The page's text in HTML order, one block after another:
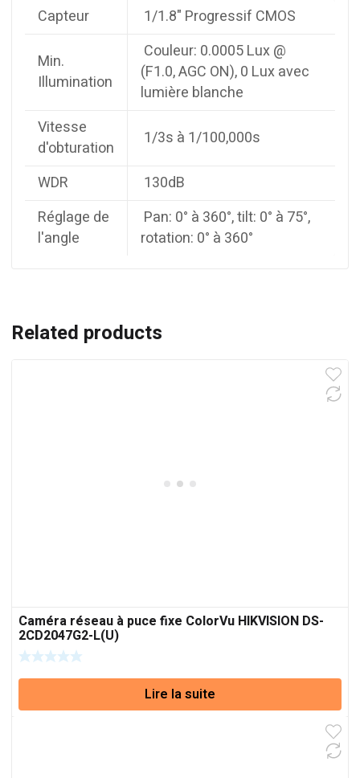
Capteur
1/1.8" Progressif CMOS
Min.
Illumination
Couleur: 0.0005 Lux @
(F1.0, AGC ON), 0 Lux avec
lumière blanche
Vitesse
d'obturation
1/3s à 1/100,000s
WDR
130dB
Réglage de
l'angle
Pan: 0° à 360°, tilt: 0° à 75°,
rotation: 0° à 360°
Related products
Caméra réseau à puce fixe ColorVu HIKVISION DS-
2CD2047G2-L(U)
Lire la suite